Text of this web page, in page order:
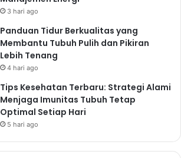
3 hari ago
Panduan Tidur Berkualitas yang
Membantu Tubuh Pulih dan Pikiran
Lebih Tenang
4 hari ago
Tips Kesehatan Terbaru: Strategi Alami
Menjaga Imunitas Tubuh Tetap
Optimal Setiap Hari
5 hari ago